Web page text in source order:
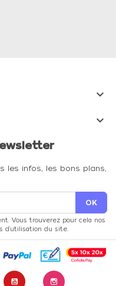


les infos, les bons plans,
Vous trouverez pour cela nos
d'utilisation du site.